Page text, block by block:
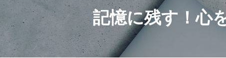
記憶に残す！心